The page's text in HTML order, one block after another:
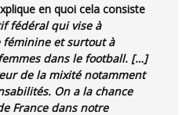
fédéral qui vise à
et surtout à
dans le football. […]
de la mixité notamment
On a la chance
France dans notre